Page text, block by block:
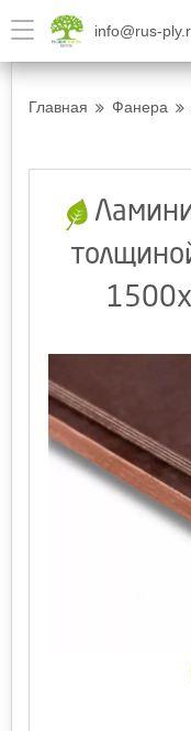
info@rus-
Главная Фанера